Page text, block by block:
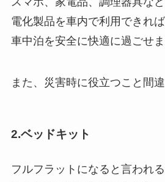
電化製品を車内で利用できれば
車中泊を安全に快適に過ごせま
また、災害時に役立つこと間
2.ベッドキット
フルフラットになると言われる